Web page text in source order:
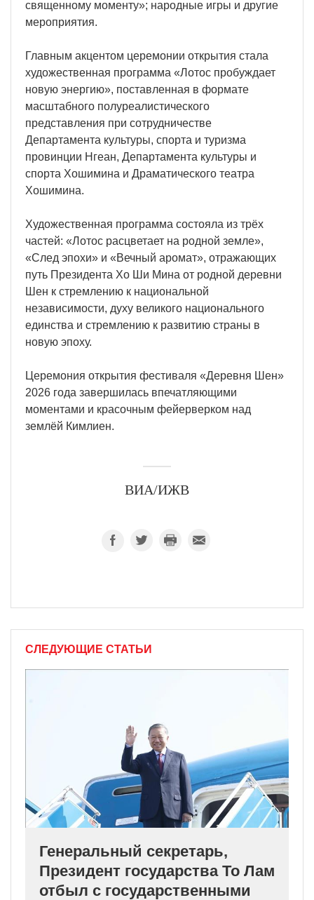
священному моменту»; народные игры и другие
мероприятия.
Главным акцентом церемонии открытия стала
художественная программа «Лотос пробуждает
новую энергию», поставленная в формате
масштабного полуреалистического
представления при сотрудничестве
Департамента культуры, спорта и туризма
провинции Нгеан, Департамента культуры и
спорта Хошимина и Драматического театра
Хошимина.
Художественная программа состояла из трёх
частей: «Лотос расцветает на родной земле»,
«След эпохи» и «Вечный аромат», отражающих
путь Президента Хо Ши Мина от родной деревни
Шен к стремлению к национальной
независимости, духу великого национального
единства и стремлению к развитию страны в
новую эпоху.
Церемония открытия фестиваля «Деревня Шен»
2026 года завершилась впечатляющими
моментами и красочным фейерверком над
землёй Кимлиен.
ВИА/ИЖВ
СЛЕДУЮЩИЕ СТАТЬИ
Генеральный секретарь,
Президент государства То Лам
отбыл с государственными